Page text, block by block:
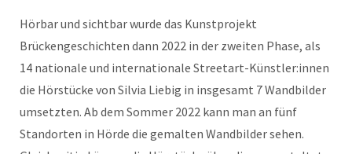
Hörbar und sichtbar wurde das Kunstprojekt
Brückengeschichten dann 2022 in der zweiten Phase, als
14 nationale und internationale Streetart-Künstler:innen
die Hörstücke von Silvia Liebig in insgesamt 7 Wandbilder
umsetzten. Ab dem Sommer 2022 kann man an fünf
Standorten in Hörde die gemalten Wandbilder sehen.